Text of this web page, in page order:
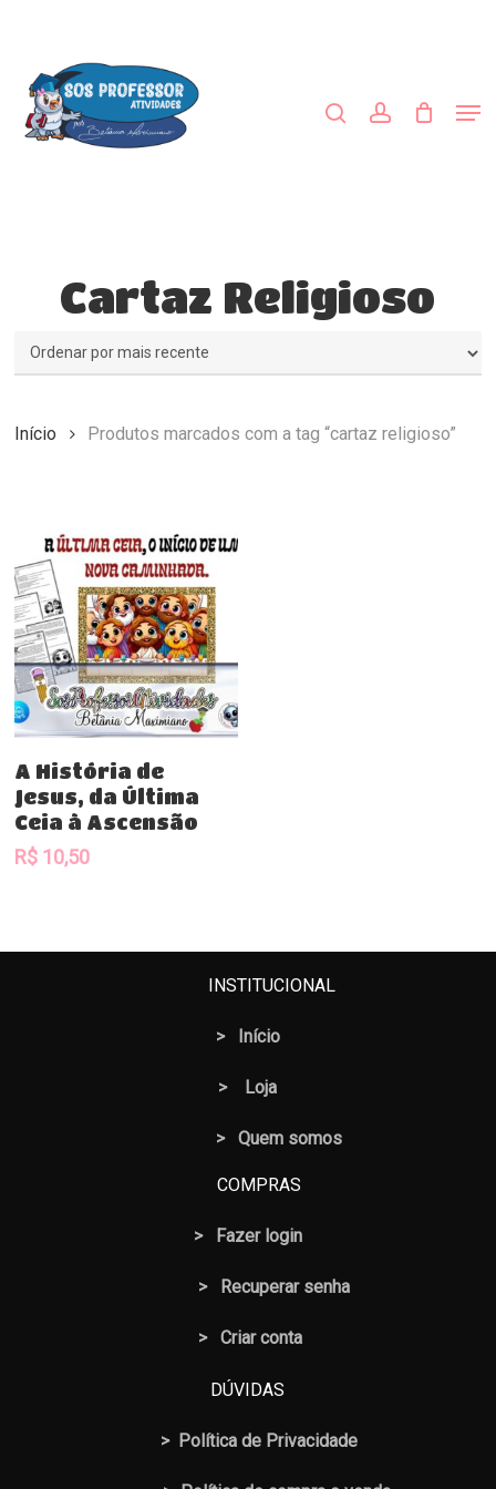
content
Cartaz Religioso
Início Produtos marcados com a tag “cartaz religioso”
Comprar
A História de
Jesus, da Última
Ceia à Ascensão
R$ 10,50
INSTITUCIONAL
> Início
> Loja
> Quem somos
COMPRAS
> Fazer login
> Recuperar senha
> Criar conta
DÚVIDAS
> Política de Privacidade